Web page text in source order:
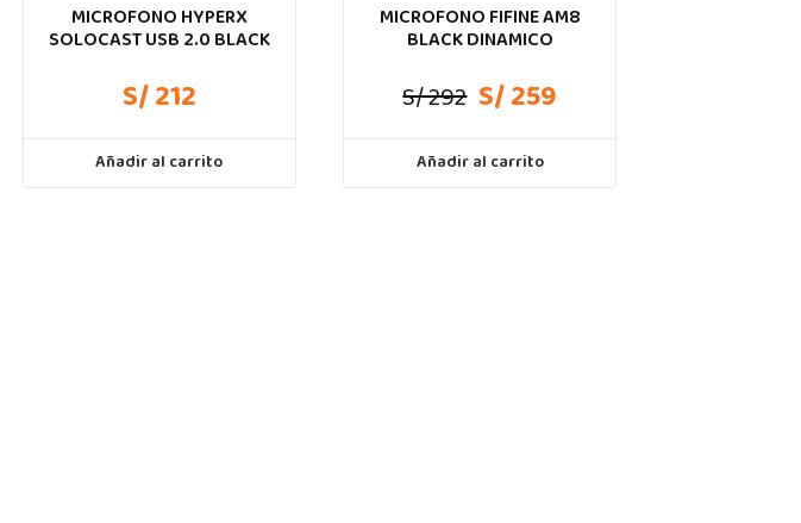
MICROFONO HYPERX
SOLOCAST USB 2.0 BLACK
S/ 212
Añadir al carrito
MICROFONO FIFINE AM8
BLACK DINAMICO
S/ 292 S/ 259
Añadir al carrito